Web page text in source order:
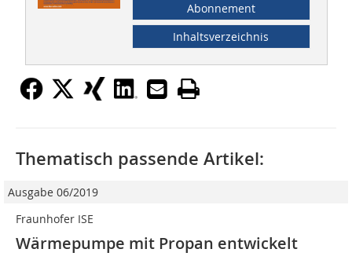
Abonnement
Inhaltsverzeichnis
Thematisch passende Artikel:
Ausgabe 06/2019
Fraunhofer ISE
Wärmepumpe mit Propan entwickelt